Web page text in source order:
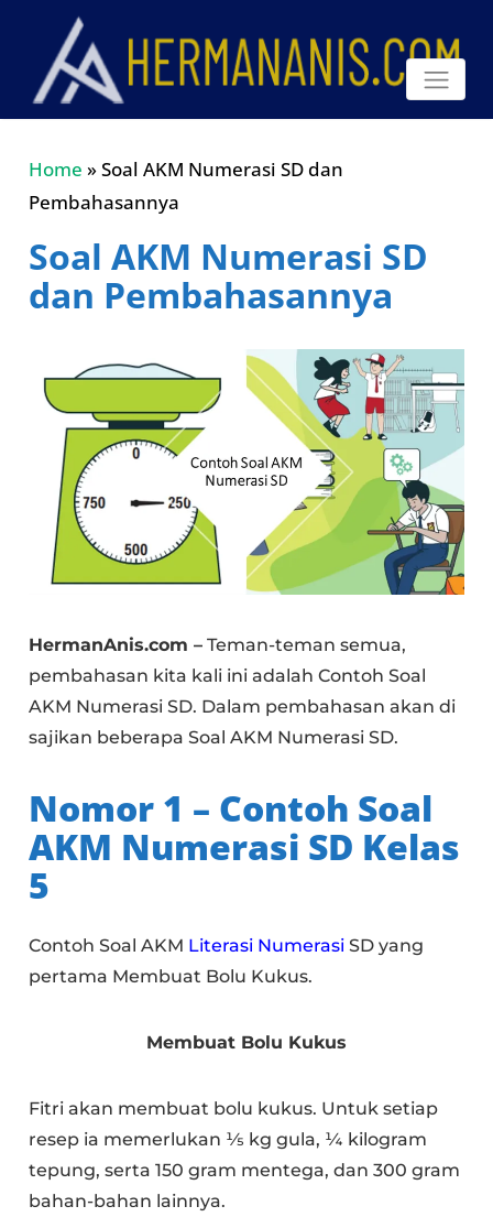
Home »Soal AKM Numerasi SD dan
Pembahasannya
Soal AKM Numerasi SD
dan Pembahasannya
HermanAnis.com – Teman-teman semua,
pembahasan kita kali ini adalah Contoh Soal
AKM Numerasi SD. Dalam pembahasan akan di
sajikan beberapa Soal AKM Numerasi SD.
Nomor 1 – Contoh Soal
AKM Numerasi SD Kelas
5
Contoh Soal AKM Literasi Numerasi SD yang
pertama Membuat Bolu Kukus.
Membuat Bolu Kukus
Fitri akan membuat bolu kukus. Untuk setiap
resep ia memerlukan 1⁄5 kg gula, ¼ kilogram
tepung, serta 150 gram mentega, dan 300 gram
bahan-bahan lainnya.